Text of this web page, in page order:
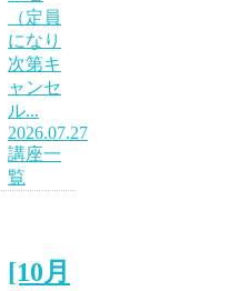
（定員
になり
次第キ
ャンセ
ル...
2026.07.27
講座一
覧
[10月